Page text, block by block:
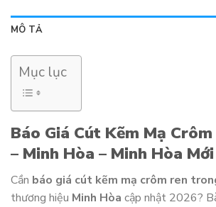
MÔ TẢ
Mục lục
Báo Giá Cút Kẽm Mạ
– Minh Hòa – Minh Hòa
Cần báo giá cút kẽm mạ crôm ren
thương hiệu Minh Hòa cập nhật 2026?